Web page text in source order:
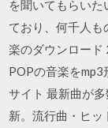
を聞いてもらいた
ており、何千人も
楽のダウンロード
POPの音楽を
サイト 最新曲が
新。流行曲・ヒ